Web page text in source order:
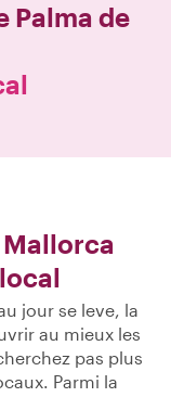
Palma de
Mallorca
jour se leve, la
au mieux les
pas plus
Parmi la